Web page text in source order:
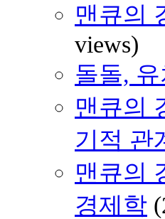
맨큐의
views)
돌돌,
맨큐의
기적 관
맨큐의
경제학